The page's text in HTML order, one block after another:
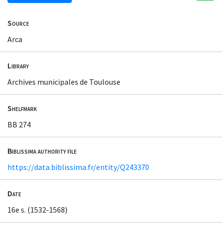
Source
Arca
Library
Archives municipales de Toulouse
Shelfmark
BB 274
Biblissima authority file
https://data.biblissima.fr/entity/Q243370
Date
16e s. (1532-1568)